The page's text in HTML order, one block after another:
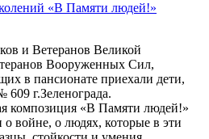
«В Памяти людей!»
и Ветеранов Великой
Вооруженных Сил,
в пансионате приехали дети,
г.Зеленограда.
композиция «В Памяти людей!»
о войне, о людях, которые в эти